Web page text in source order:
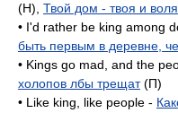
(H), Твой дом - твоя и воля
• I'd rather be king among
быть первым в деревне,
• Kings go mad, and the
холопов лбы трещат(П)
• Like king, like people -